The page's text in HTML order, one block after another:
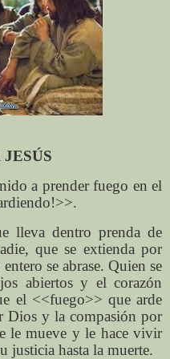
a prender fuego en el
lleva dentro prenda de
que se extienda por
se abrase. Quien se
abiertos y el corazón
el <<fuego>> que arde
Dios y la compasión por
le mueve y le hace vivir
justicia hasta la muerte.